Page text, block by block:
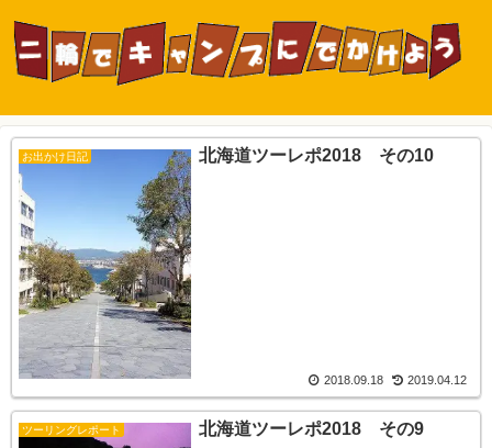
お出かけ日記 北海道ツーレポ2018 その10
2018.09.18 2019.04.12
ツーリングレポート 北海道ツーレポ2018 その9